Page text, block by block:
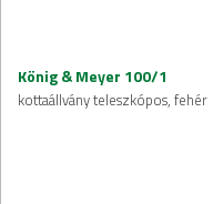
König & Meyer 100/1
kottaállvány teleszkópos, fehér